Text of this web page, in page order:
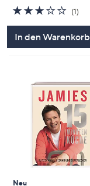
3.0
von
5
(1)
In den Warenkorb
Neu